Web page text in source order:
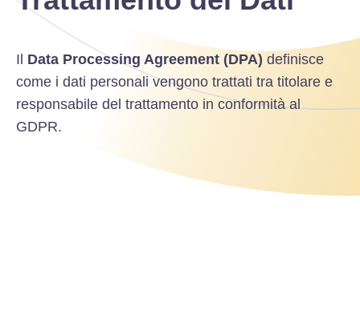
Il Data Processing Agreement (DPA) definisce
come i dati personali vengono trattati tra titolare e
responsabile del trattamento in conformità al
GDPR.